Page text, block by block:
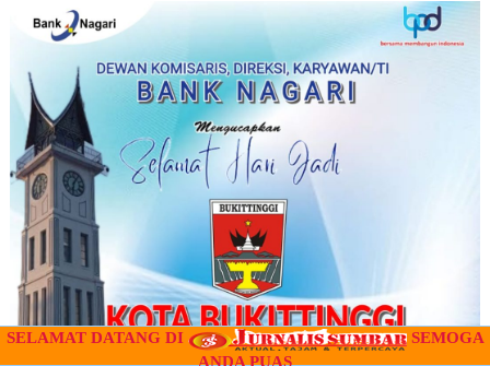
SELAMAT DATANG DI
SEMOGA
ANDA PUAS